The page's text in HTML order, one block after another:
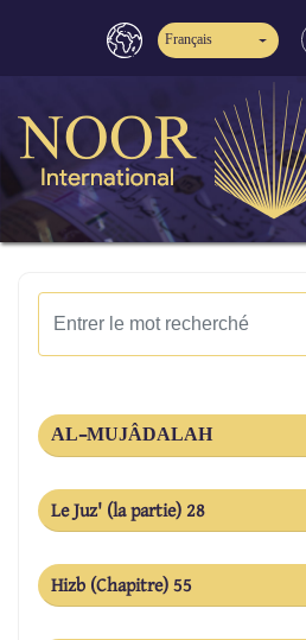
Français
AL-MUJÂDALAH
Le Juz' (la partie) 28
Hizb (Chapitre) 55